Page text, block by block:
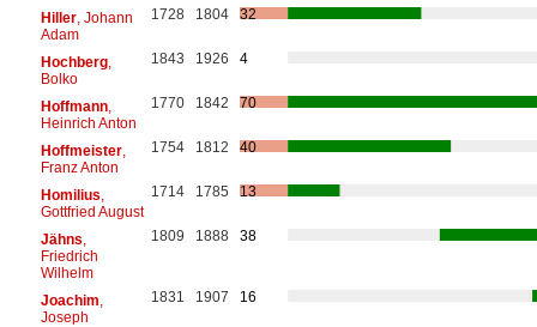
Hiller, Johann
Adam
1728 1804 32
Hochberg,
Bolko
1843 1926 4
Hoffmann,
Heinrich Anton
1770 1842 70
Hoffmeister,
Franz Anton
1754 1812 40
Homilius
Gottfried August
1714 1785 13
Jähns
Friedrich
Wilhelm
1809 1888 38
Joachim
Joseph
1831 1907 16